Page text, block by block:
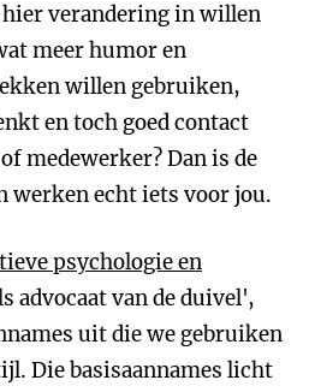
hier verandering in willen
meer humor en
willen gebruiken,
en toch goed contact
medewerker? Dan is de
werken echt iets voor jou.
psychologie en
advocaat van de duivel',
uit die we gebruiken
Die basisaannames licht